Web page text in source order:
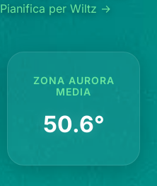
Pianifica per Wiltz →
ZONA AURORA
MEDIA
50.6°